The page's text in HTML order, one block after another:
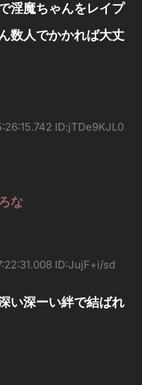
淫魔ちゃんをレイプ
数人でかかれば大丈
ID:jTDe9KJL0
な
ID:JujF+i/sd
い深ーい絆で結ばれ